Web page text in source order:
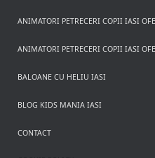
ANIMATORI PETRECERI COPII IASI
ANIMATORI PETRECERI COPII IASI
BALOANE CU HELIU IASI
BLOG KIDS MANIA IASI
CONTACT